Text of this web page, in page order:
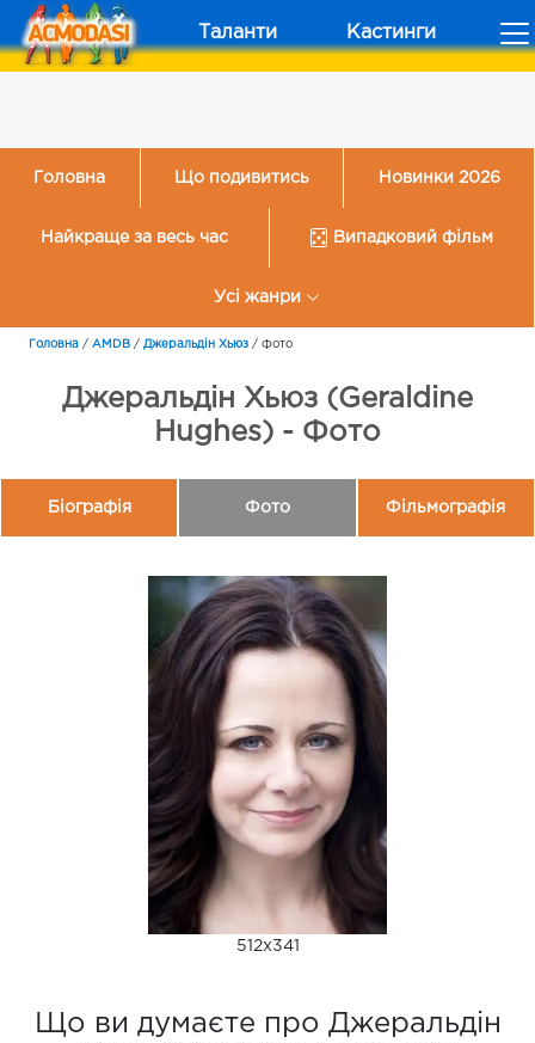
Таланти Кастинги
Головна Що подивитись Новинки 2026
Найкраще за весь час Випадковий фільм
Усі жанри
Головна / AMDB / Джеральдін Хьюз / Фото
Джеральдін Хьюз (Geraldine
Hughes) - Фото
Біографія Фото Фільмографія
512x341
Що ви думаєте про Джеральдін